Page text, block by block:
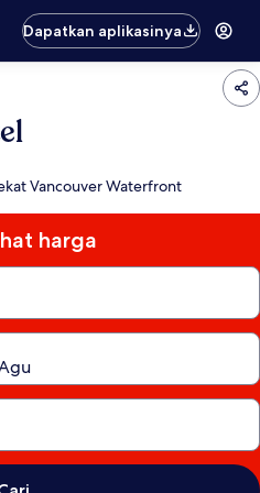
Dapatkan aplikasinya
Vancouver Waterfront
harga